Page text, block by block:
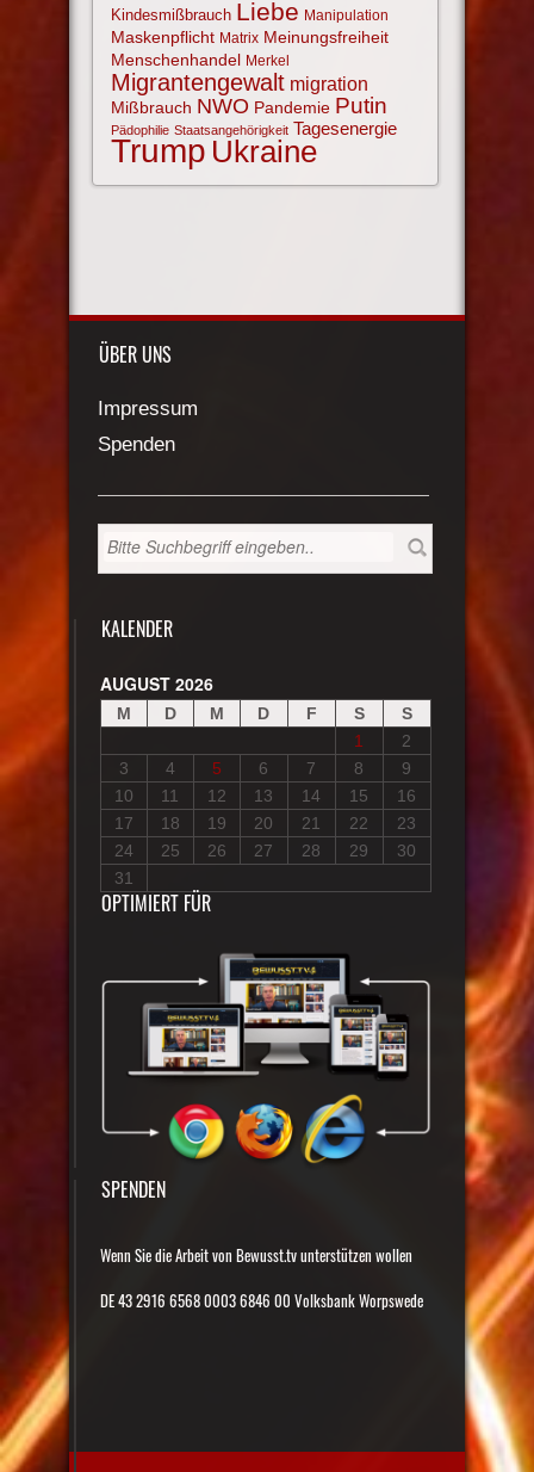
Kindesmißbrauch Liebe Manipulation
Maskenpflicht Matrix Meinungsfreiheit
Menschenhandel Merkel
Migrantengewalt migration
Mißbrauch NWO Pandemie Putin
Pädophilie Staatsangehörigkeit Tagesenergie
Trump Ukraine
ÜBER UNS
Impressum
Spenden
KALENDER
AUGUST 2026
M D M D F S
S
1
2
3
4 5 6 7 8
9
10
11 12 13 14 15
16
17
18 19 20 21 22
23
24
25 26 27 28 29
30
31
OPTIMIERT FÜR
SPENDEN
Wenn Sie die Arbeit von Bewusst.tv unterstützen wollen
DE 43 2916 6568 0003 6846 00 Volksbank Worpswede